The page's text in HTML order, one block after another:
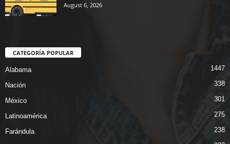
August 6, 2026
CATEGORÍA POPULAR
Alabama 1447
Nación 338
México 301
Latinoamérica 275
Farándula 238